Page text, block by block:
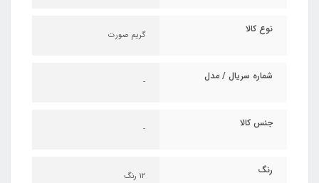
نوع کالا گریم صورت
شماره سریال / مدل -
جنس کالا -
رنگ 12 رنگ